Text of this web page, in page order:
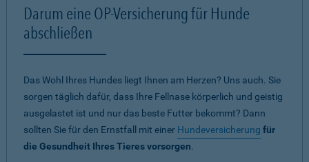
Darum eine OP-Versicherung für Hunde
abschließen
Das Wohl Ihres Hundes liegt Ihnen am Herzen? Uns auch. Sie
sorgen täglich dafür, dass Ihre Fellnase körperlich und geistig
ausgelastet ist und nur das beste Futter bekommt? Dann
sollten Sie für den Ernstfall mit einer Hundeversicherung für
die Gesundheit Ihres Tieres vorsorgen.